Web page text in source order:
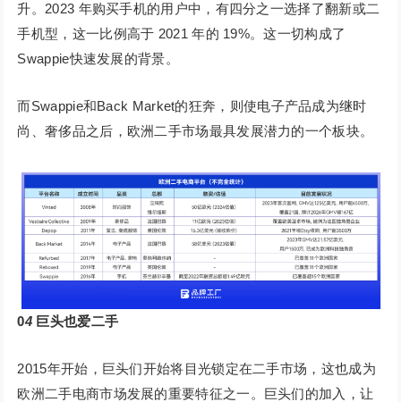
升。2023 年购买手机的用户中，有四分之一选择了翻新或二
手机型，这一比例高于 2021 年的 19%。这一切构成了
Swappie快速发展的背景。
而Swappie和Back Market的狂奔，则使电子产品成为继时
尚、奢侈品之后，欧洲二手市场最具发展潜力的一个板块。
04 巨头也爱二手
2015年开始，巨头们开始将目光锁定在二手市场，这也成为
欧洲二手电商市场发展的重要特征之一。巨头们的加入，让